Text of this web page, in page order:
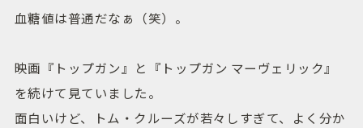
血糖値は普通だなぁ（笑）。
映画『トップガン』と『トップガン マーヴェリック』
を続けて見ていました。
面白いけど、トム・クルーズが若々しすぎて、よく分か